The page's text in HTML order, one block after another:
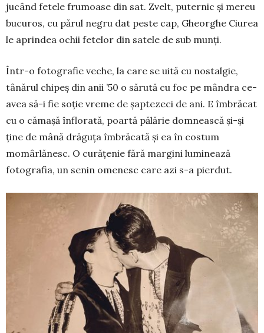
jucând fetele frumoase din sat. Zvelt, puternic și mereu
bucuros, cu părul negru dat peste cap, Gheorghe Ciurea
le aprindea ochii fetelor din satele de sub munți.
Într-o fotografie veche, la care se uită cu nostal­gie,
tânărul chipeș din anii ’50 o să­rută cu foc pe mândra ce-
avea să-i fie soție vreme de șaptezeci de ani. E îmbrăcat
cu o cămașă înflorată, poartă pă­lărie domnească și-și
ține de mână drăguța îmbră­cată și ea în costum
momârlănesc. O curățenie fără mar­gini luminează
fotografia, un senin ome­nesc care azi s-a pierdut.